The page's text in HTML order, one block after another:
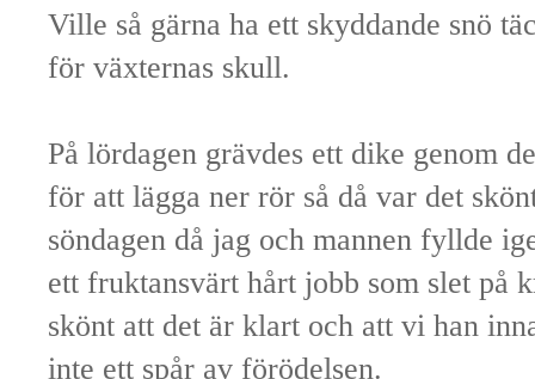
Ville så gärna ha ett skyddande snö
för växternas skull.
På lördagen grävdes ett dike genom
för att lägga ner rör så då var det
söndagen då jag och mannen fyllde
ett fruktansvärt hårt jobb som slet på
skönt att det är klart och att vi han
inte ett spår av förödelsen.